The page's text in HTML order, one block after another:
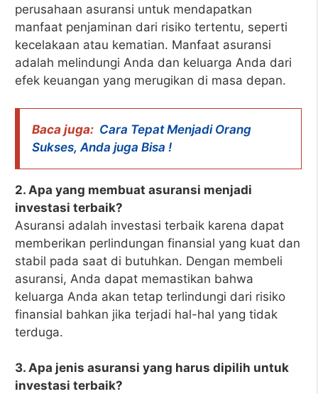
perusahaan asuransi untuk mendapatkan
manfaat penjaminan dari risiko tertentu, seperti
kecelakaan atau kematian. Manfaat asuransi
adalah melindungi Anda dan keluarga Anda dari
efek keuangan yang merugikan di masa depan.
Baca juga: Cara Tepat Menjadi Orang
Sukses, Anda juga Bisa !
2. Apa yang membuat asuransi menjadi
investasi terbaik?
Asuransi adalah investasi terbaik karena dapat
memberikan perlindungan finansial yang kuat dan
stabil pada saat di butuhkan. Dengan membeli
asuransi, Anda dapat memastikan bahwa
keluarga Anda akan tetap terlindungi dari risiko
finansial bahkan jika terjadi hal-hal yang tidak
terduga.
3. Apa jenis asuransi yang harus dipilih untuk
investasi terbaik?